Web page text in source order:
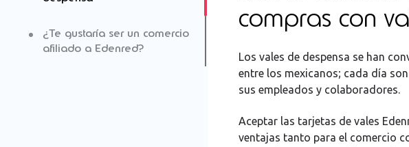
¿Te gustaría ser un comercio
afiliado a Edenred?
compras con
Los vales de despensa se han
entre los mexicanos; cada día
sus empleados y colaboradores.
Aceptar las tarjetas de vales
ventajas tanto para el comercio